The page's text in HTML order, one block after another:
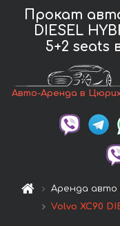
Прокат
DIESEL
5+2 seats
Авто-Аренда в
Аренда авто
Volvo XC90